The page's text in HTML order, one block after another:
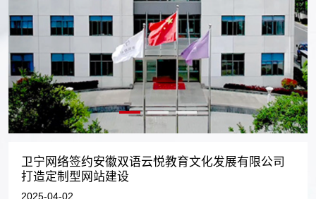
卫宁网络签约安徽双语云悦教育文化发展有限公司
打造定制型网站建设
2025-04-02